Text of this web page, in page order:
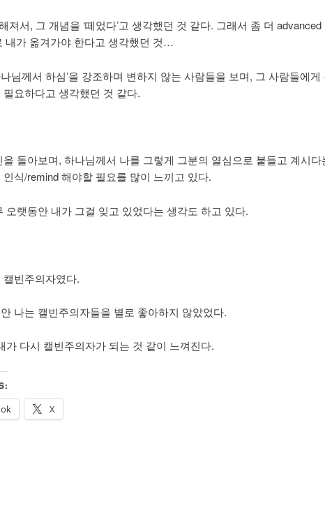
져서, 그 개념을 ‘떼었다’고 생각했던 것 같다. 그래서 좀 더 advanced
내가 옮겨가야 한다고 생각했던 것…
님께서 하심’을 강조하며 변하지 않는 사람들을 보며, 그 사람들에게
필요하다고 생각했던 것 같다.
을 돌아보며, 하나님께서 나를 그렇게 그분의 열심으로 붙들고 계시다
인식/remind 해야할 필요를 많이 느끼고 있다.
오랫동안 내가 그걸 잊고 있었다는 생각도 하고 있다.
빈주의자였다.
나는 캘빈주의자들을 별로 좋아하지 않았었다.
가 다시 캘빈주의자가 되는 것 같이 느껴진다.
X